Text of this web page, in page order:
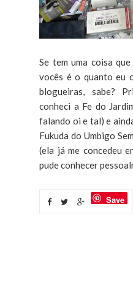
Se tem uma coisa
vocês é o quanto eu
blogueiras, sabe?
conheci a Fe do
falando oi e tal) e
Fukuda do Umbigo
(ela já me concedeu
pude conhecer
Save